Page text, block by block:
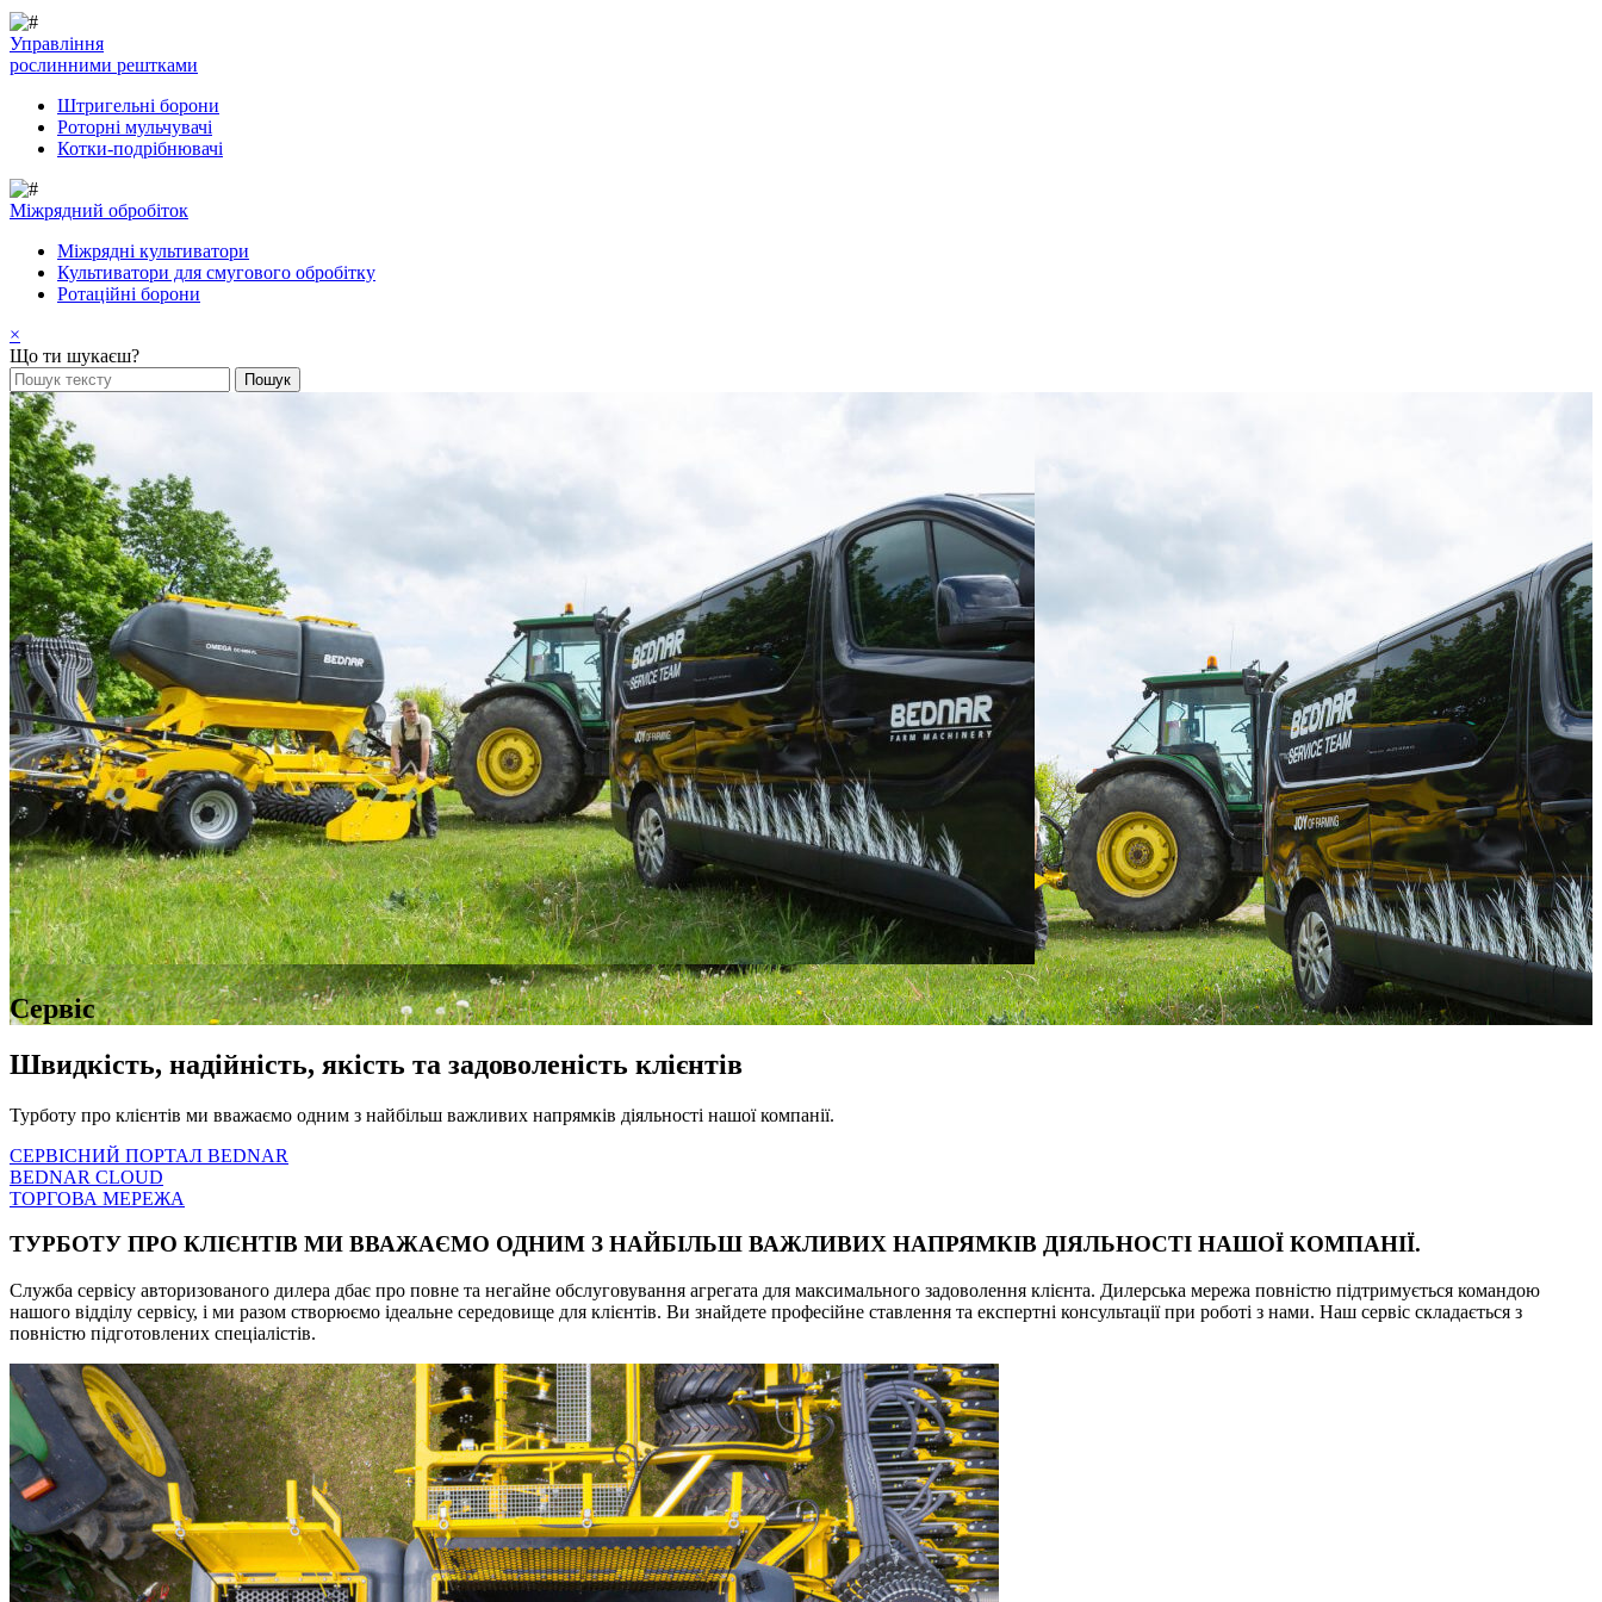
Управління
рослинними рештками
Штригельні борони
Pоторні мульчувачі
Котки-подрібнювачі
Mіжрядний обробіток
Міжрядні культиватори
Культиватори для смугового обробітку
Ротаційні борони
×
Що ти шукаєш?
Сервіс
Швидкість, надійність, якість та задоволеність клієнтів
Турботу про клієнтів ми вважаємо одним з найбільш важливих напрямків діяльності нашої компанії.
СЕРВІСНИЙ ПОРТАЛ BEDNAR
BEDNAR CLOUD
ТОРГОВА МЕРЕЖА
ТУРБОТУ ПРО КЛІЄНТІВ МИ ВВАЖАЄМО ОДНИМ З НАЙБІЛЬШ ВАЖЛИВИХ НАПРЯМКІВ ДІЯЛЬНОСТІ НАШОЇ КОМПАНІЇ.
Служба сервісу авторизованого дилера дбає про повне та негайне обслуговування агрегата для максимального задоволення клієнта. Дилерська мережа повністю підтримується командою
нашого відділу сервісу, і ми разом створюємо ідеальне середовище для клієнтів. Ви знайдете професійне ставлення та експертні консультації при роботі з нами. Наш сервіс складається з
повністю підготовлених спеціалістів.